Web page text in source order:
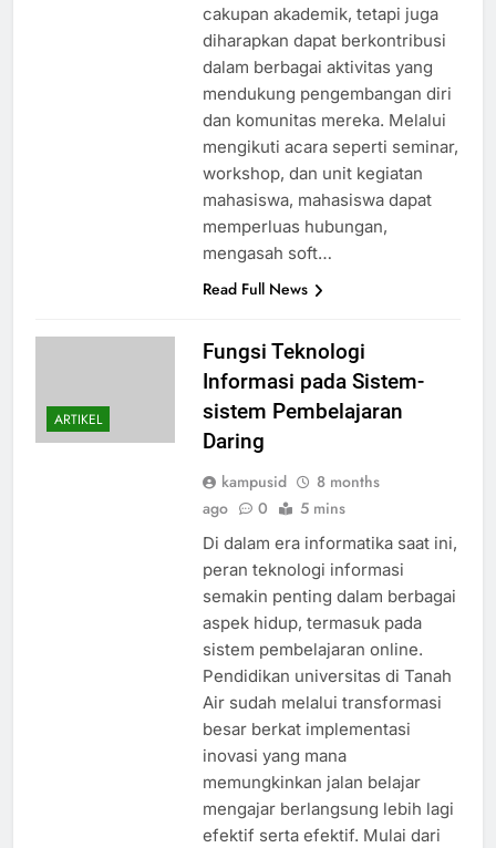
cakupan akademik, tetapi juga
diharapkan dapat berkontribusi
dalam berbagai aktivitas yang
mendukung pengembangan diri
dan komunitas mereka. Melalui
mengikuti acara seperti seminar,
workshop, dan unit kegiatan
mahasiswa, mahasiswa dapat
memperluas hubungan,
mengasah soft…
Read Full News
ARTIKEL
Fungsi Teknologi
Informasi pada Sistem-
sistem Pembelajaran
Daring
kampusid
8 months
ago
0 5 mins
Di dalam era informatika saat ini,
peran teknologi informasi
semakin penting dalam berbagai
aspek hidup, termasuk pada
sistem pembelajaran online.
Pendidikan universitas di Tanah
Air sudah melalui transformasi
besar berkat implementasi
inovasi yang mana
memungkinkan jalan belajar
mengajar berlangsung lebih lagi
efektif serta efektif. Mulai dari